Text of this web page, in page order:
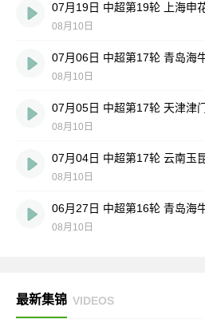
07月19日 中超第19轮 上海申
08月10日
07月06日 中超第17轮 青岛海
08月10日
07月05日 中超第17轮 天津津
08月10日
07月04日 中超第17轮 云南玉
08月10日
06月27日 中超第16轮 青岛海
08月10日
最新集锦 VIDEOS